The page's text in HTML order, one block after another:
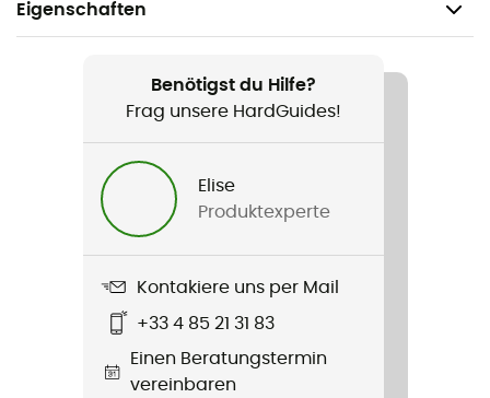
Eigenschaften
Eisklettern / Skitouren / Bergsteigen / Skibergsteigen /
Gletscherwanderungen
155 g (12 cm) / 169 g (16 cm) / 189 g (20 cm)
Benötigst du Hilfe?
Frag unsere HardGuides!
Elise
Produktexperte
Kontakiere uns per Mail
+33 4 85 21 31 83
Einen Beratungstermin
vereinbaren